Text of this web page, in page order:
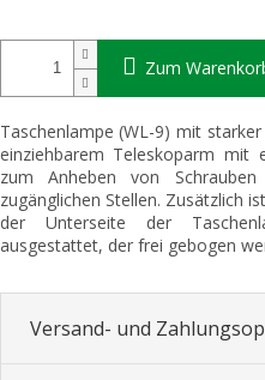
Zum
Taschenlampe (WL-9) mit
einziehbarem Teleskoparm mit
zum Anheben von
zugänglichen Stellen. Zusätzlich
der Unterseite der
ausgestattet, der frei gebogen
Versand- und